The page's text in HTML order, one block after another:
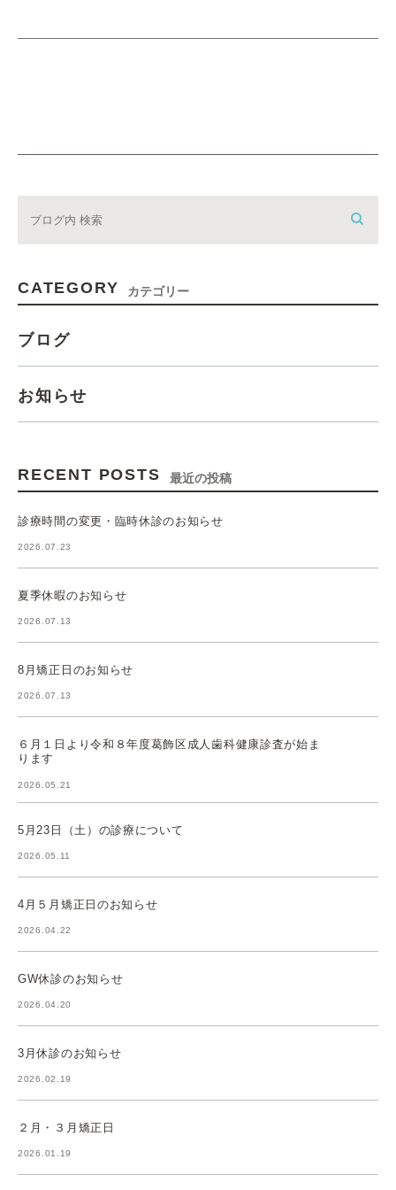
CATEGORY カテゴリー
ブログ
お知らせ
RECENT POSTS 最近の投稿
診療時間の変更・臨時休診のお知らせ
2026.07.23
夏季休暇のお知らせ
2026.07.13
8月矯正日のお知らせ
2026.07.13
６月１日より令和８年度葛飾区成人歯科健康診査が始ま
ります
2026.05.21
5月23日（土）の診療について
2026.05.11
4月５月矯正日のお知らせ
2026.04.22
GW休診のお知らせ
2026.04.20
3月休診のお知らせ
2026.02.19
２月・３月矯正日
2026.01.19